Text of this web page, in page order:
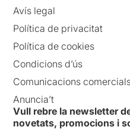
Avís legal
Política de privacitat
Política de cookies
Condicions d’ús
Comunicacions
Anuncia’t
Vull rebre la newsletter
novetats, promocions i